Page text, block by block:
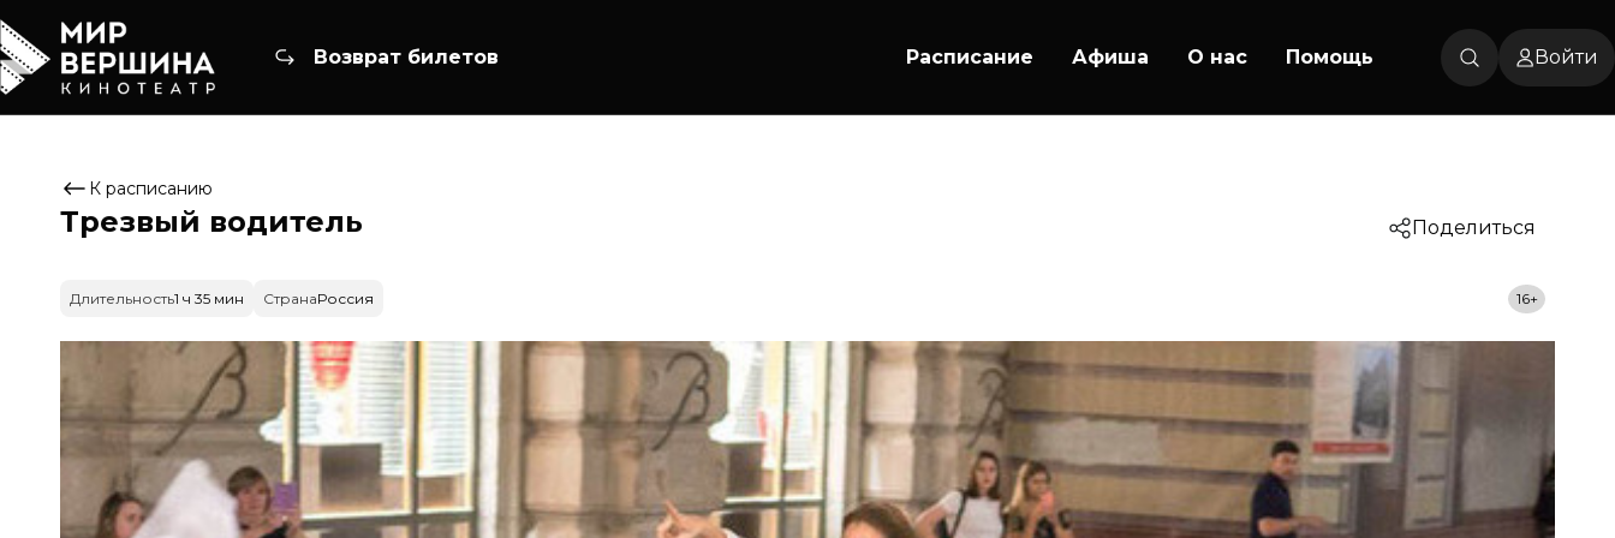
Возврат билетов Расписание Афиша О нас Помощь Войти
К расписанию
Трезвый водитель Поделиться
Длительность1 ч 35 мин СтранаРоссия 16+